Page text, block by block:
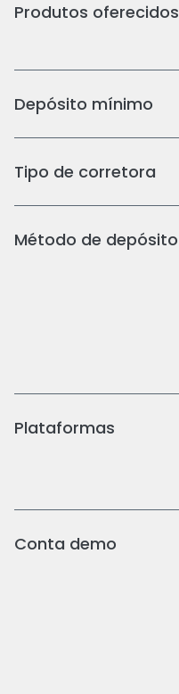
Produtos oferecidos
Depósito mínimo
Tipo de corretora
Método de depósito
Plataformas
Conta demo